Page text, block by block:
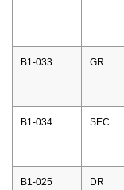
B1-033 GR
B1-034 SEC
B1-025 DR